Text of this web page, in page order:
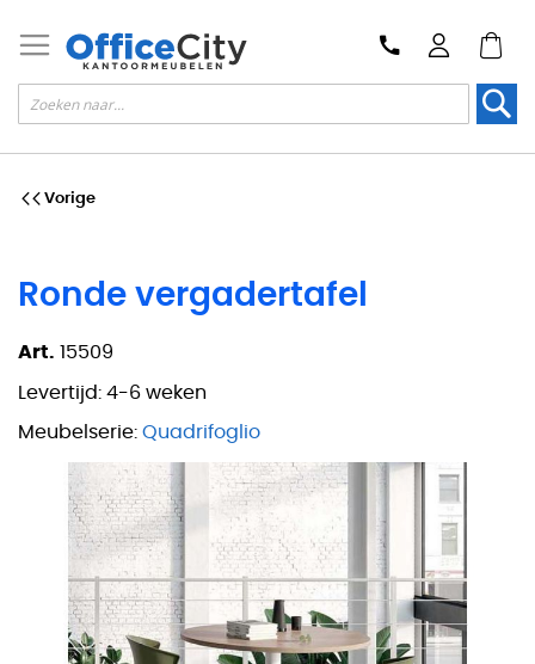
Ronde vergadertafel
Art. 15509
Levertijd: 4-6 weken
Meubelserie: Quadrifoglio
Vorige